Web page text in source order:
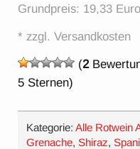
Grundpreis: 19,33
* zzgl. Versandkosten
(2
5 Sternen)
Kategorie:Alle Rotwein
Grenache,Shiraz,